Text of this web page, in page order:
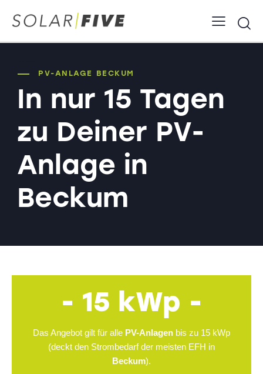
PV-ANLAGE BECKUM
In nur 15 Tagen
zu Deiner PV-
Anlage in
Beckum
- 15 kWp -
Das Angebot gilt für alle PV-Anlagen bis zu 15 kWp
(deckt den Strombedarf der meisten EFH in
Beckum).